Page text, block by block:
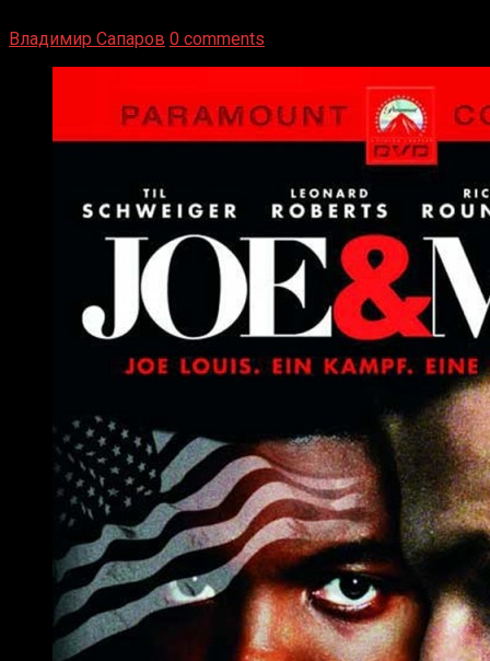
Владимир Сапаров 0 comments